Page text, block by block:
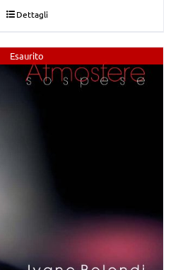
Dettagli
Esaurito